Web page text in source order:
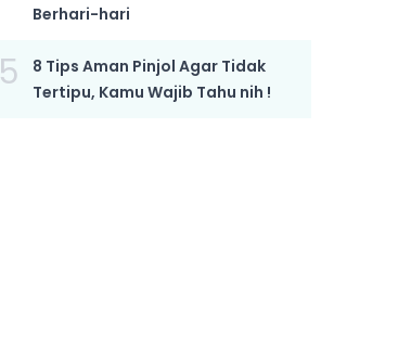
Berhari-hari
5
8 Tips Aman Pinjol Agar Tidak
Tertipu, Kamu Wajib Tahu nih !